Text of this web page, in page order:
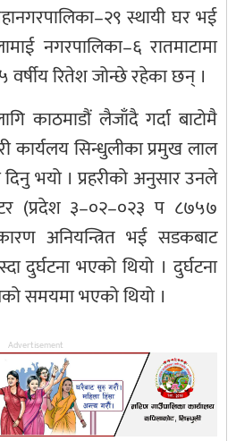
स्थायी घर भई
नगरपालिका–६ रातमाटामा
रितेश जोन्छे रहेका छन् ।
काठमाडौं लैजाँदै गर्दा बाटोमै
कार्यलय सिन्धुलीका प्रमुख लाल
भयो । प्रहरीको अनुसार उनले
(प्रदेश ३–०२–०२३ प ८७५७
अनियन्त्रित भई सडकबाट
दुर्घटना भएको थियो । दुर्घटना
समयमा भएको थियो ।
Advertisement